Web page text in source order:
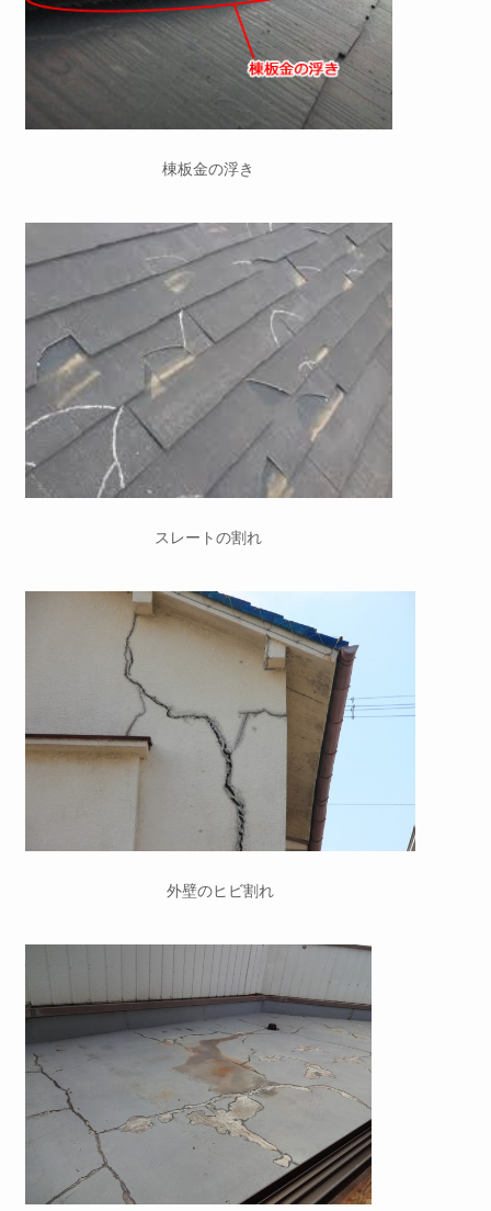
棟板金の浮き
スレートの割れ
外壁のヒビ割れ